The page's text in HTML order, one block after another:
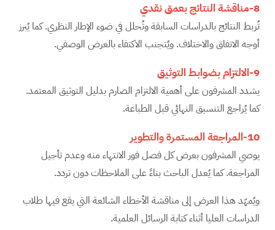
8-مناقشة النتائج بعمق نقدي
تُربط النتائج بالدراسات السابقة وتُحلل في ضوء الإطار النظري. كما يُبرز
أوجه الاتفاق والاختلاف. ويُتجنب الاكتفاء بالعرض الوصفي.
9-الالتزام بضوابط التوثيق
يشدد المشرفون على أهمية الالتزام الصارم بدليل التوثيق المعتمد.
كما يُراجع التنسيق النهائي قبل الطباعة.
10-المراجعة المستمرة والتطوير
يوصي المشرفون بعرض كل فصل فور الانتهاء منه وعدم تأجيل
المراجعة. كما يُعدل الباحث بناءً على الملاحظات دون تردد.
ويُمهّد هذا العرض إلى مناقشة الأخطاء الشائعة التي يقع فيها طلاب
الدراسات العليا أثناء كتابة الرسائل العلمية.